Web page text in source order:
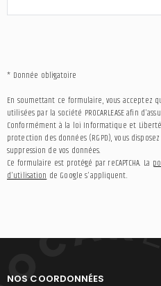
* Donnée obligatoire
En soumettant ce formulaire, vous acceptez
utilisées par la société PROCARLEASE afin
Conformément à la loi Informatique et
protection des données (RGPD), vous
suppression de vos données.
Ce formulaire est protégé par reCAPTCHA. La
d'utilisation de Google s'appliquent.
NOS COORDONNÉES